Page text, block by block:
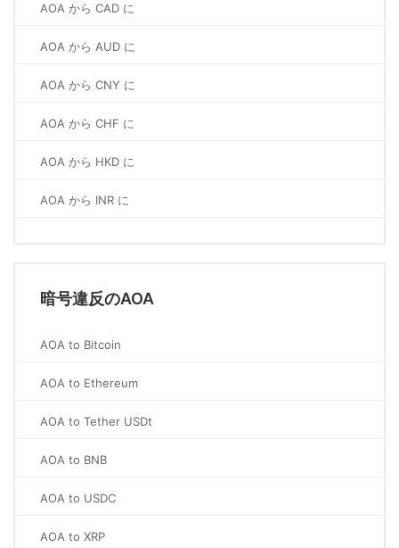
AOA から CAD に
AOA から AUD に
AOA から CNY に
AOA から CHF に
AOA から HKD に
AOA から INR に
暗号違反のAOA
AOA to Bitcoin
AOA to Ethereum
AOA to Tether USDt
AOA to BNB
AOA to USDC
AOA to XRP